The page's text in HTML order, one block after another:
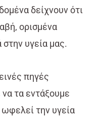
δείχνουν ότι
ορισμένα
υγεία μας.
πηγές
τα εντάξουμε
την υγεία